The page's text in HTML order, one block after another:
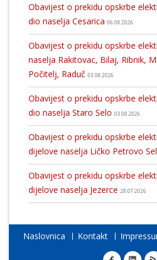
Obavijest o prekidu opskrbe
dio naselja Cesarica 06.08.2026
Obavijest o prekidu opskrbe
naselja Rakitovac, Bilaj, Ribnik,
Počitelj, Raduč 03.08.2026
Obavijest o prekidu opskrbe
dio naselja Staro Selo 03.08.2026
Obavijest o prekidu opskrbe
dijelove naselja Ličko Petrovo
Obavijest o prekidu opskrbe
dijelove naselja Jezerce 28.07.2026
Naslovnica Kontakt